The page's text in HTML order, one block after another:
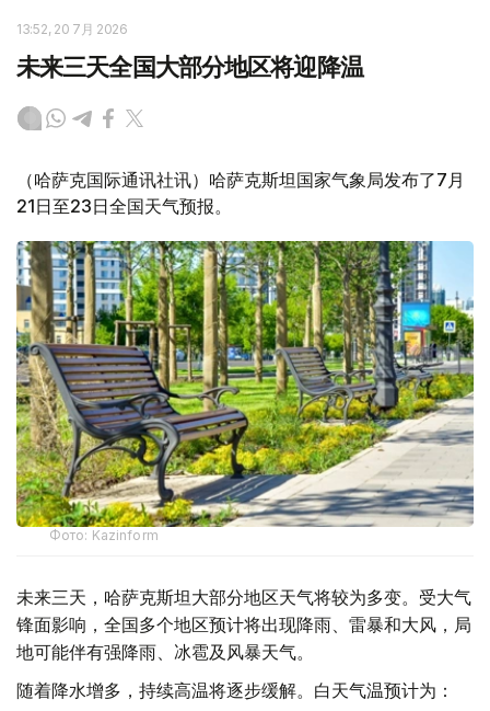
13:52, 20 7月 2026
未来三天全国大部分地区将迎降温
（哈萨克国际通讯社讯）哈萨克斯坦国家气象局发布了7月
21日至23日全国天气预报。
Фото: Kazinform
未来三天，哈萨克斯坦大部分地区天气将较为多变。受大气
锋面影响，全国多个地区预计将出现降雨、雷暴和大风，局
地可能伴有强降雨、冰雹及风暴天气。
随着降水增多，持续高温将逐步缓解。白天气温预计为：